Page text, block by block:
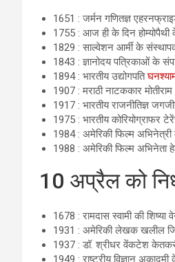
1651 : जर्मन गणितज्ञ
1755 : आज ही के दिन
1829 : साल्वेशन आर्मी के
1843 : ज्ञानोदय पत्रिकाओं के
1894 : भारतीय उद्योगपति
1907 : मराठी नाटककार
1917 : भारतीय राजनीतिज्ञ
1975 : भारतीय कोरियोग्राफर
1984 : अमेरिकी फिल्म
1988 : अमेरिकी फिल्म
10 अप्रैल को
1678 : रामदास स्वामी की
1931 : अमेरिकी लेखक खलील
1937 : डॉ. श्रीधर वेंकटेश
1949 : राष्ट्रीय विज्ञान